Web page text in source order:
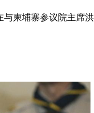
柬埔寨参议院主席